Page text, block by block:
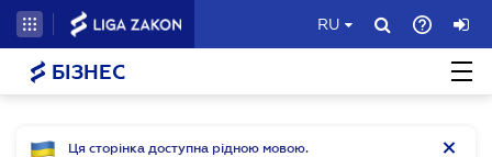
RU
БІЗНЕС
Ця сторінка доступна рідною мовою.